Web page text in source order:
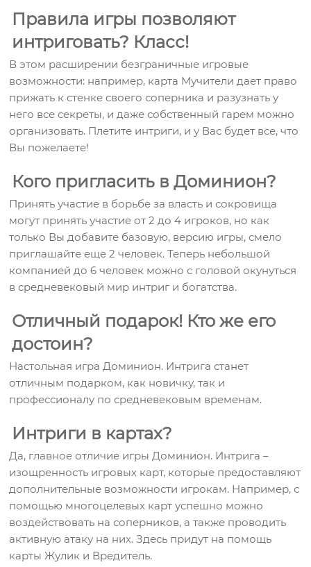
Правила игры позволяют
интриговать? Класс!
В этом расширении безграничные игровые
возможности: например, карта Мучители дает право
прижать к стенке своего соперника и разузнать у
него все секреты, и даже собственный гарем можно
организовать. Плетите интриги, и у Вас будет все, что
Вы пожелаете!
Кого пригласить в Доминион?
Принять участие в борьбе за власть и сокровища
могут принять участие от 2 до 4 игроков, но как
только Вы добавите базовую, версию игры, смело
приглашайте еще 2 человек. Теперь небольшой
компанией до 6 человек можно с головой окунуться
в средневековый мир интриг и богатства.
Отличный подарок! Кто же его
достоин?
Настольная игра Доминион. Интрига станет
отличным подарком, как новичку, так и
профессионалу по средневековым временам.
Интриги в картах?
Да, главное отличие игры Доминион. Интрига –
изощренность игровых карт, которые предоставляют
дополнительные возможности игрокам. Например, с
помощью многоцелевых карт успешно можно
воздействовать на соперников, а также проводить
активную атаку на них. Здесь придут на помощь
карты Жулик и Вредитель.